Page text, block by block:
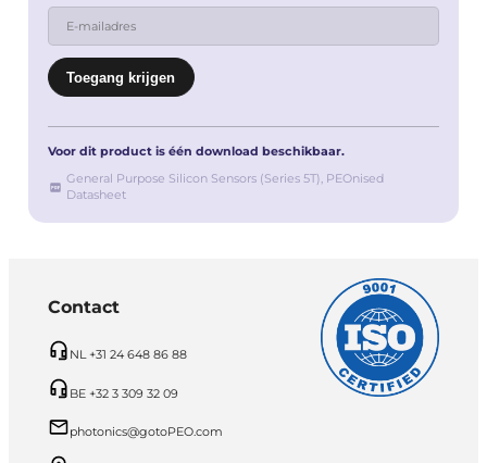
Voor dit product is één download beschikbaar.
General Purpose Silicon Sensors (Series 5T), PEOnised
Datasheet
Contact
NL +31 24 648 86 88
BE +32 3 309 32 09
photonics@gotoPEO.com